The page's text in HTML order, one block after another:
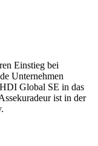
Einstieg bei
Unternehmen
Global SE in das
ist in der